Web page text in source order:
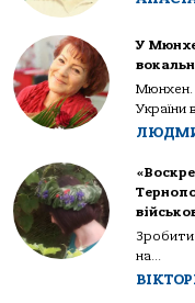
У
Мюнхен.
України
на...